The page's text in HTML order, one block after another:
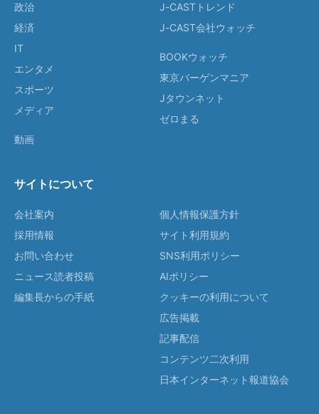
政治
経済
IT
エンタメ
スポーツ
メディア
動画
J-CASTトレンド
J-CAST会社ウォッチ
BOOKウォッチ
東京バーゲンマニア
Jタウンネット
ゼロまる
サイトについて
会社案内
採用情報
お問い合わせ
ニュース読者投稿
編集長からの手紙
個人情報保護方針
サイト利用規約
SNS利用ポリシー
AIポリシー
クッキーの利用について
広告掲載
記事配信
コンテンツ二次利用
日本インターネット報道協会